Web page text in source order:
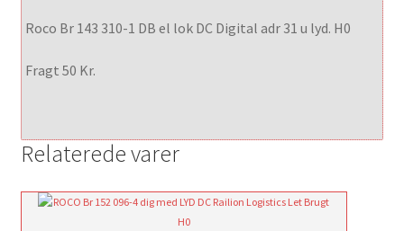
Roco Br 143 310-1 DB el lok DC Digital adr 31 u lyd. H0
Fragt 50 Kr.
Relaterede varer